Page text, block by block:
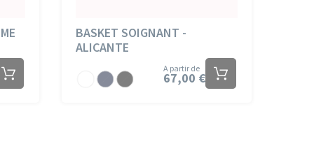
BASKET SOIGNANT -
ALICANTE
A partir de
67,00 €
BlancMarineNoir